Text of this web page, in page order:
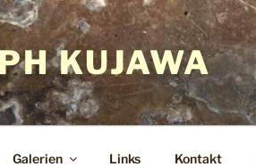
KUJAWA
Galerien Links Kontakt